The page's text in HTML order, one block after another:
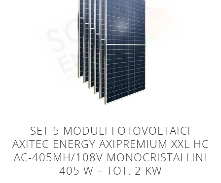
SET 5 MODULI FOTOVOLTAICI
AXITEC ENERGY AXIPREMIUM XXL HC
AC-405MH/108V MONOCRISTALLINI
405 W – TOT. 2 KW